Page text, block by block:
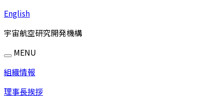
English
宇宙航空研究開発機構
MENU
組織情報
理事長挨拶